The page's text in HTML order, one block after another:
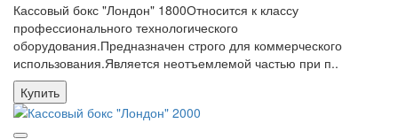
Кассовый бокс "Лондон" 1800Относится к классу
профессионального технологического
оборудования.Предназначен строго для коммерческого
использования.Является неотъемлемой частью при п..
Купить